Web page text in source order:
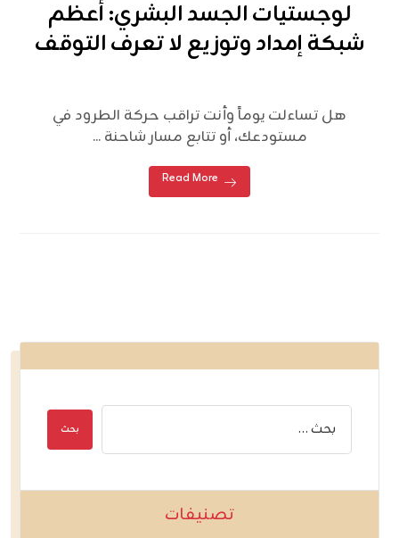
لوجستيات الجسد البشري: أعظم
شبكة إمداد وتوزيع لا تعرف التوقف
هل تساءلت يوماً وأنت تراقب حركة الطرود في
مستودعك، أو تتابع مسار شاحنة ...
Read More
تصنيفات